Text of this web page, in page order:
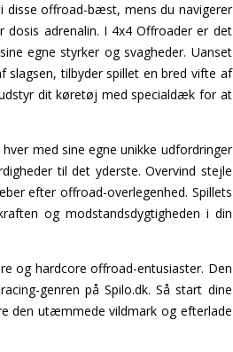
disse offroad-bæst, mens du navigerer
adrenalin. I 4x4 Offroader er det
egne styrker og svagheder. Uanset
tilbyder spillet en bred vifte af
dit køretøj med specialdæk for at
med sine egne unikke udfordringer
til det yderste. Overvind stejle
efter offroad-overlegenhed. Spillets
og modstandsdygtigheden i din
og hardcore offroad-entusiaster. Den
genren på Spilo.dk. Så start dine
den utæmmede vildmark og efterlade